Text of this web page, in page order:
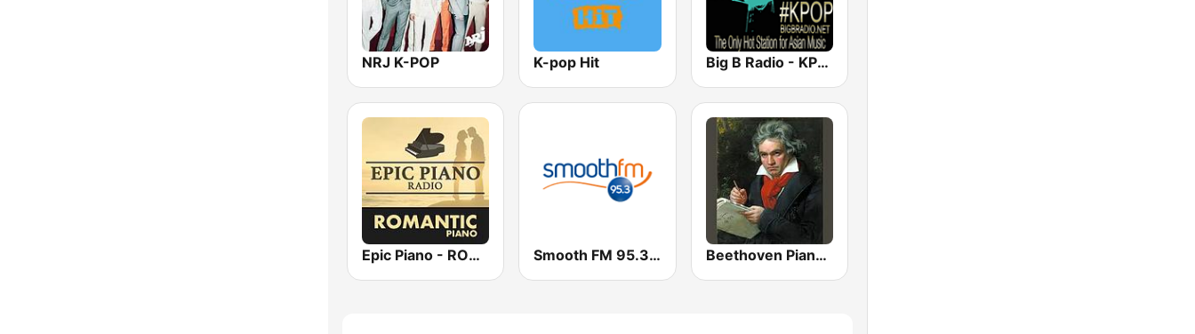
NRJ K-POP K-pop Hit Big B Radio - KPOP(인터넷 라디오)
Epic Piano - ROMANTIC PIANO Smooth FM 95.3 Sydney Beethoven Piano Sonatas